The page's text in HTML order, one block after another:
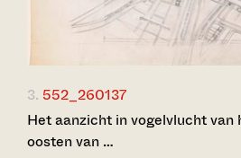
3. 552_260137
Het aanzicht in vogelvlucht van
oosten van …